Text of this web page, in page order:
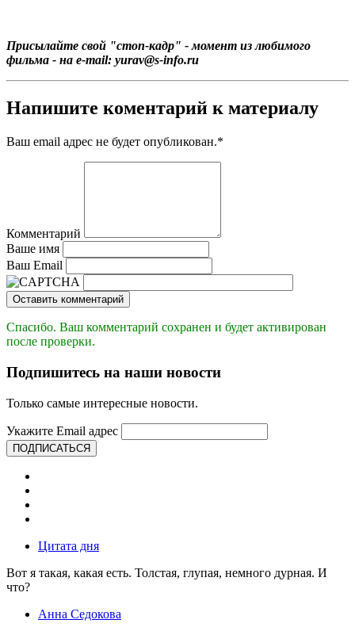
Присылайте свой "стоп-кадр" - момент из любимого
фильма - на e-mail: yurav@s-info.ru
Напишите коментарий к материалу
Ваш email адрес не будет опубликован.*
Комментарий
Ваше имя
Ваш Email
Оставить комментарий
Спасибо. Ваш комментарий сохранен и будет активирован
после проверки.
Подпишитесь на наши новости
Только самые интересные новости.
Укажите Email адрес
ПОДПИСАТЬСЯ
Цитата дня
Вот я такая, какая есть. Толстая, глупая, немного дурная. И
что?
Анна Седокова